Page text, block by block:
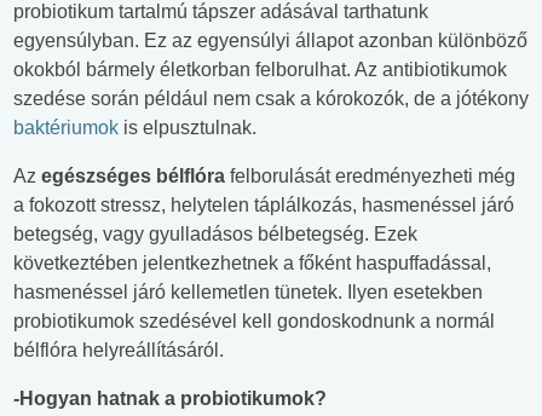
probiotikum tartalmú tápszer adásával tarthatunk
egyensúlyban. Ez az egyensúlyi állapot azonban különböző
okokból bármely életkorban felborulhat. Az antibiotikumok
szedése során például nem csak a kórokozók, de a jótékony
baktériumok is elpusztulnak.
Az egészséges bélflóra felborulását eredményezheti még
a fokozott stressz, helytelen táplálkozás, hasmenéssel járó
betegség, vagy gyulladásos bélbetegség. Ezek
következtében jelentkezhetnek a főként haspuffadással,
hasmenéssel járó kellemetlen tünetek. Ilyen esetekben
probiotikumok szedésével kell gondoskodnunk a normál
bélflóra helyreállításáról.
-Hogyan hatnak a probiotikumok?